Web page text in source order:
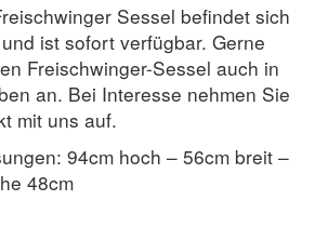
Sessel befindet sich
ist sofort verfügbar. Gerne
Freischwinger-Sessel auch in
an. Bei Interesse nehmen Sie
mit uns auf.
94cm hoch – 56cm breit –
48cm